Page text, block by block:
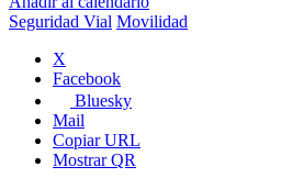
Seguridad Vial Movilidad
X
Facebook
Bluesky
Mail
Copiar URL
Mostrar QR